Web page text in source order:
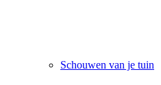
Schouwen van je tuin